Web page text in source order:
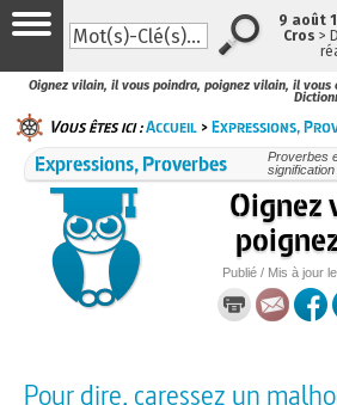
Oignez vilain, il vous poindra, poignez vilain, il
Vous êtes ici :Accueil >Expressions,
Expressions, Proverbes
Proverbes
Oignez
Publié / Mis à jour
Pour dire, caressez un
9 août
Cros >